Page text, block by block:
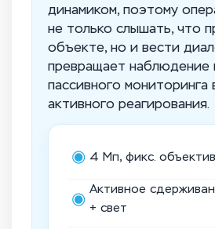
динамиком, поэтому
не только слышать, что
объекте, но и вести
превращает наблюдение
пассивного мониторинга
активного реагирования.
◉ 4 Мп, фикс.
◉ Активное
+ свет